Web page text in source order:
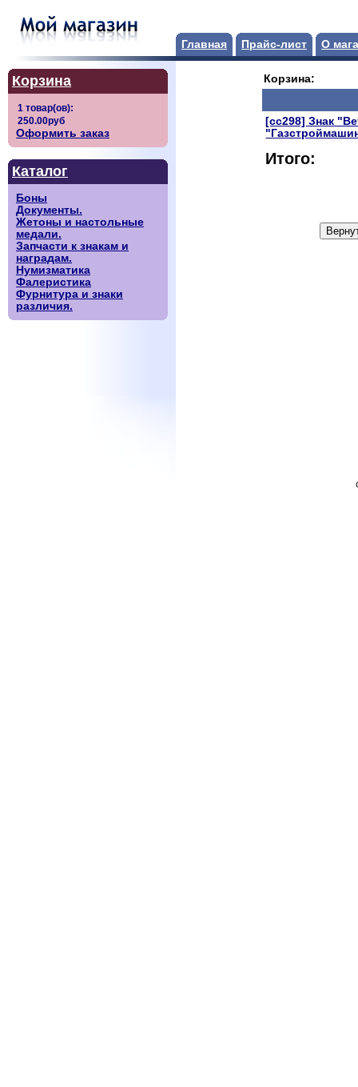
Главная Прайс-лист О
Корзина
Оформить заказ
Каталог
Боны
Документы.
Жетоны и настольные
медали.
Запчасти к знакам и
наградам.
Нумизматика
Фалеристика
Фурнитура и знаки
различия.
Корзина:
[сс298] Знак
Итого: